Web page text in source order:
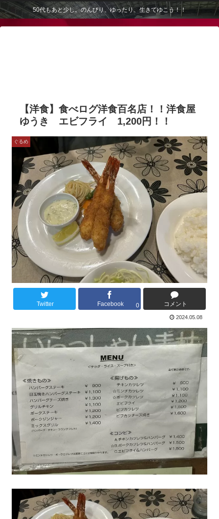
50代もあと少し。のんびり、ゆったり、生きてゆこう！！
【洋食】食べログ洋食百名店！！洋食屋
ゆうき エビフライ 1,200円！！
ぐるめ
Twitter Facebook 0 コメント
2024.05.08